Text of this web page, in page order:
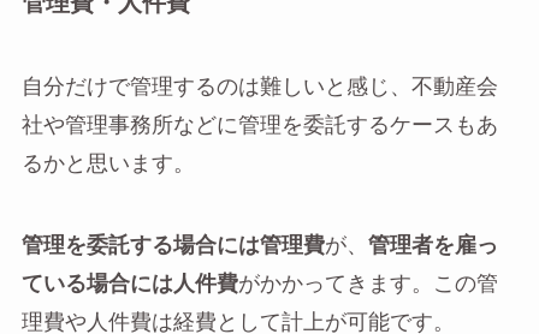
自分だけで管理するのは難しいと感じ、不動産会
社や管理事務所などに管理を委託するケースもあ
るかと思います。
管理を委託する場合には管理費が、 管理者を雇っ
ている場合には人件費がかかってきます。この管
理費や人件費は経費として計上が可能です。